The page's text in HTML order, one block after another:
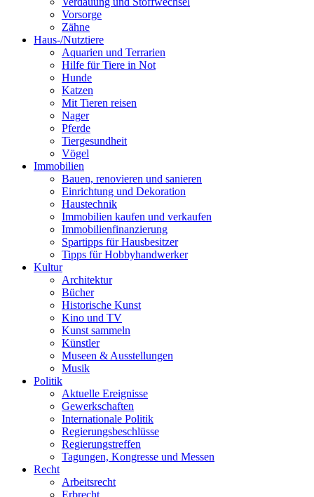
Vorsorge
Zähne
Haus-/Nutztiere
Aquarien und Terrarien
Hilfe für Tiere in Not
Hunde
Katzen
Mit Tieren reisen
Nager
Pferde
Tiergesundheit
Vögel
Immobilien
Bauen, renovieren und sanieren
Einrichtung und Dekoration
Haustechnik
Immobilien kaufen und verkaufen
Immobilienfinanzierung
Spartipps für Hausbesitzer
Tipps für Hobbyhandwerker
Kultur
Architektur
Bücher
Historische Kunst
Kino und TV
Kunst sammeln
Künstler
Museen & Ausstellungen
Musik
Politik
Aktuelle Ereignisse
Gewerkschaften
Internationale Politik
Regierungsbeschlüsse
Regierungstreffen
Tagungen, Kongresse und Messen
Recht
Arbeitsrecht
Erbrecht